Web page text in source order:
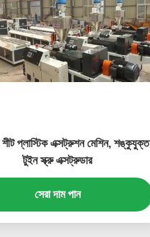
শীট প্লাস্টিক এক্সট্রুশন মেশিন, শঙ্কুযুক্ত
টুইন স্ক্রু এক্সট্রুডার
সেরা দাম পান